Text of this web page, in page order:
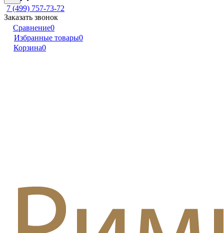
7 (499) 757-73-72
Заказать звонок
Сравнение0
Избранные товары0
Корзина0